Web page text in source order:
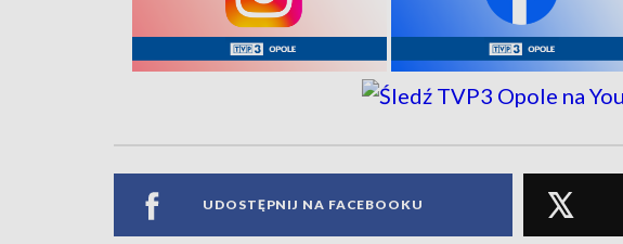
UDOSTĘPNIJ NA FACEBOOKU